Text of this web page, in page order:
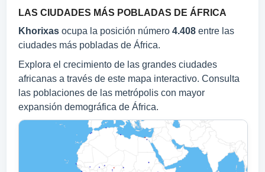
LAS CIUDADES MÁS POBLADAS DE ÁFRICA
Khorixas ocupa la posición número 4.408 entre las
ciudades más pobladas de África.
Explora el crecimiento de las grandes ciudades
africanas a través de este mapa interactivo. Consulta
las poblaciones de las metrópolis con mayor
expansión demográfica de África.